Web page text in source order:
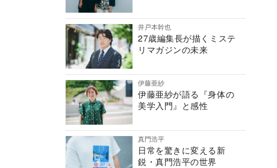
井戸本幹也
27歳編集長が描くミステ
リマガジンの未来
伊藤亜紗
伊藤亜紗が語る『身体の
美学入門』と感性
真門浩平
日常を驚きに変える新
鋭・真門浩平の世界